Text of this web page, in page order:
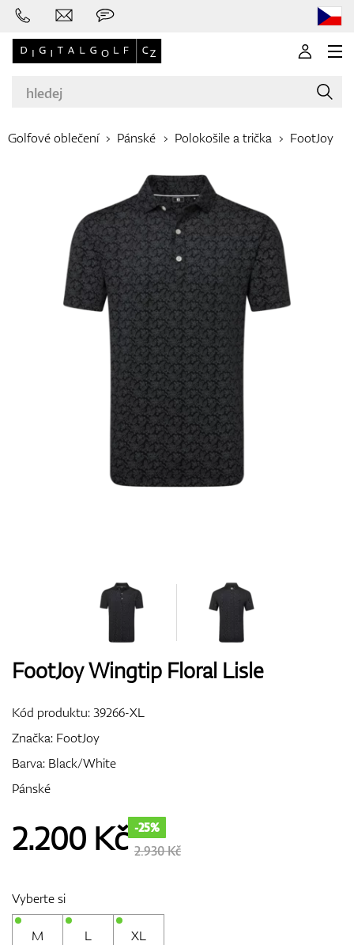
Značky
Golfové hole
Oblečení
Boty
Rukavice
Doplňky
Dárkové poukazy
Golfové oblečení Pánské Polokošile a trička FootJoy
FootJoy Wingtip Floral Lisle
Kód produktu:39266-XL
Značka: FootJoy
Barva: Black/White
Pánské
2.200 Kč -25%
2.930 Kč
Vyberte si
M L XL